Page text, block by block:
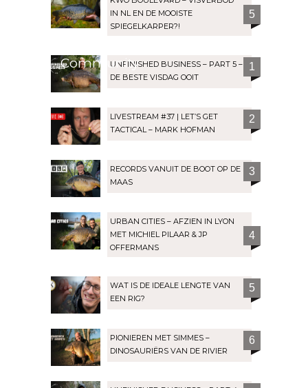
IN NL EN DE MOOISTE
SPIEGELKARPER?!
5
CommunityUNFINISHED BUSINESS – PART 5 –
DE BESTE VISDAG OOIT
1
LIVESTREAM #37 | LET’S GET
TACTICAL – MARK HOFMAN
2
RECORDS VANUIT DE BOOT OP DE
MAAS
3
URBAN CITIES – AFZIEN IN LYON
MET MICHIEL PILAAR & JP
OFFERMANS
4
WAT IS DE IDEALE LENGTE VAN
EEN RIG?
5
PIONIEREN MET SIMMES –
DINOSAURIËRS VAN DE RIVIER
6